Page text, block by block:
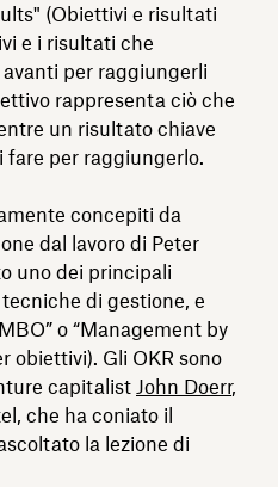
(Obiettivi e risultati
e i risultati che
per raggiungerli
rappresenta ciò che
un risultato chiave
fare per raggiungerlo.
concepiti da
dal lavoro di Peter
uno dei principali
di gestione, e
o “Management by
obiettivi). Gli OKR sono
capitalist John Doerr,
che ha coniato il
la lezione di